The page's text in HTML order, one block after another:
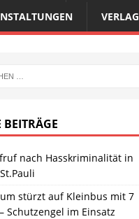
VERLAG
BEITRÄGE
nach Hasskriminalität in
stürzt auf Kleinbus mit 7
Schutzengel im Einsatz